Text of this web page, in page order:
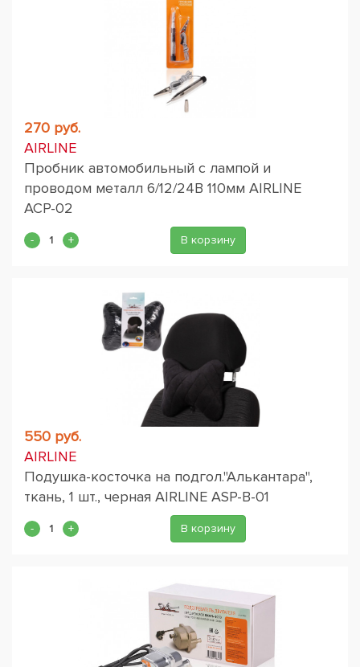
270 руб.
AIRLINE
Пробник автомобильный с лампой и
проводом металл 6/12/24В 110мм AIRLINE
ACP-02
В корзину
550 руб.
AIRLINE
Подушка-косточка на подгол."Алькантара",
ткань, 1 шт., черная AIRLINE ASP-B-01
В корзину